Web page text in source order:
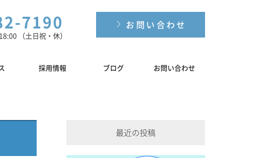
お問い合わせ
7190
（土日祝・休）
採用情報 ブログ お問い合わせ
最近の投稿